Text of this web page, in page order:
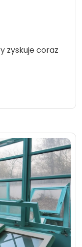
zyskuje coraz